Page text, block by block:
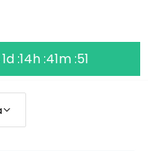
1d :14h :41m :49